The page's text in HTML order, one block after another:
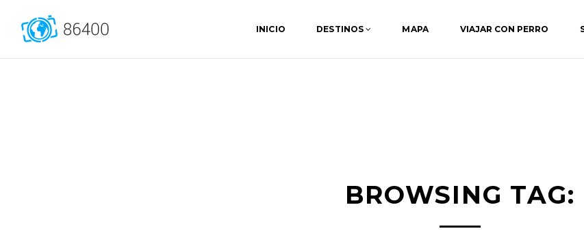
INICIO DESTINOS MAPA VIAJAR CON PERRO
BROWSING TAG: